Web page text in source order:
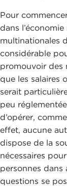
Pour
dans
multinationales
considérable
promouvoir des
que les salaires
serait
peu
d’opérer,
effet, aucune
dispose de la
nécessaires
personnes dans
questions se